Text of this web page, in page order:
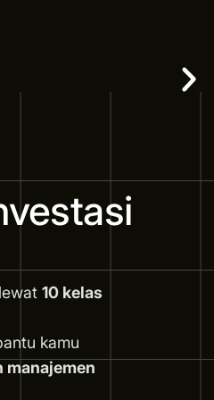
10 kelas
kamu
manajemen